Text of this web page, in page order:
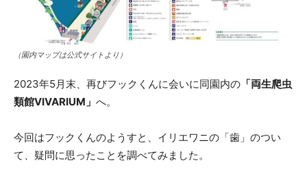
（園内マップは公式サイトより）
2023年5月末、再びフックくんに会いに同園内の 「両生爬虫
類館VIVARIUM」 へ。
今回はフックくんのようすと、イリエワニの「歯」のつい
て、疑問に思ったことを調べてみました。